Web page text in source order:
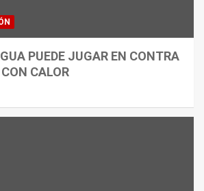
PUEDE JUGAR EN CONTRA
CALOR